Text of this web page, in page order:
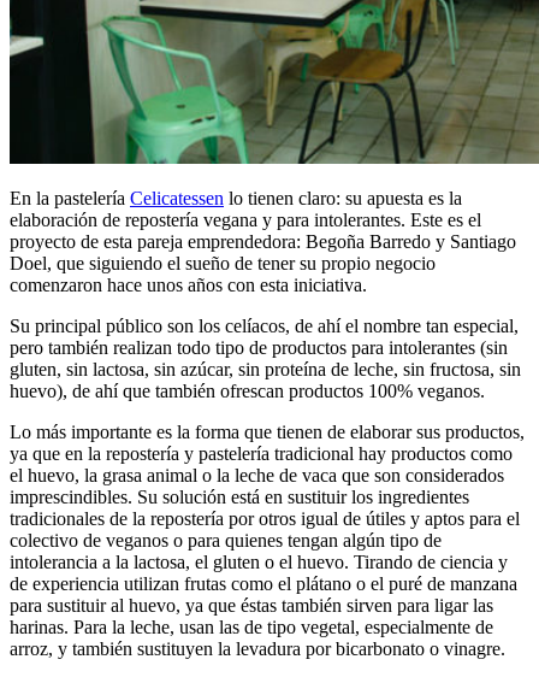
En la pastelería Celicatessen lo tienen claro: su apuesta es la
elaboración de repostería vegana y para intolerantes. Este es el
proyecto de esta pareja emprendedora: Begoña Barredo y Santiago
Doel, que siguiendo el sueño de tener su propio negocio
comenzaron hace unos años con esta iniciativa.
Su principal público son los celíacos, de ahí el nombre tan especial,
pero también realizan todo tipo de productos para intolerantes (sin
gluten, sin lactosa, sin azúcar, sin proteína de leche, sin fructosa, sin
huevo), de ahí que también ofrescan productos 100% veganos.
Lo más importante es la forma que tienen de elaborar sus productos,
ya que en la repostería y pastelería tradicional hay productos como
el huevo, la grasa animal o la leche de vaca que son considerados
imprescindibles. Su solución está en sustituir los ingredientes
tradicionales de la repostería por otros igual de útiles y aptos para el
colectivo de veganos o para quienes tengan algún tipo de
intolerancia a la lactosa, el gluten o el huevo. Tirando de ciencia y
de experiencia utilizan frutas como el plátano o el puré de manzana
para sustituir al huevo, ya que éstas también sirven para ligar las
harinas. Para la leche, usan las de tipo vegetal, especialmente de
arroz, y también sustituyen la levadura por bicarbonato o vinagre.